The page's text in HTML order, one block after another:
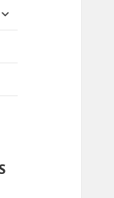
sous-
ouvrir